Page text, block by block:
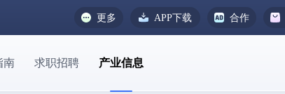
更多 APP下载 合作
南 求职招聘 产业信息